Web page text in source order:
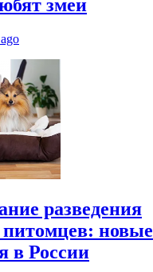
змеи
разведения
новые
в России